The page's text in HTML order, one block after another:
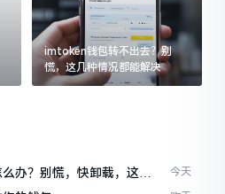
imtoken钱包转不出去？别
慌，这几种情况都能解决
办？别慌，快卸载，这几
今天